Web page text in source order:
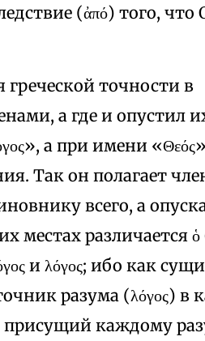
(ἀπό) того,
точности в
а где и опустил
а при имени
Так он полагает
всего, а
местах различается ὁ
и λόγος; ибо как
разума (λόγος) в
присущий каждому